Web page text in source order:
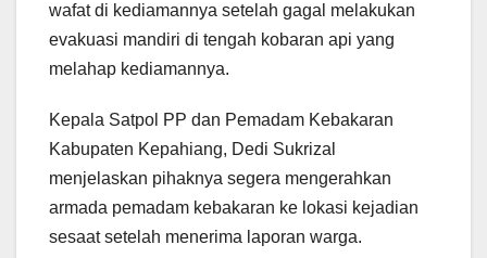
wafat di kediamannya setelah gagal melakukan
evakuasi mandiri di tengah kobaran api yang
melahap kediamannya.
Kepala Satpol PP dan Pemadam Kebakaran
Kabupaten Kepahiang, Dedi Sukrizal
menjelaskan pihaknya segera mengerahkan
armada pemadam kebakaran ke lokasi kejadian
sesaat setelah menerima laporan warga.